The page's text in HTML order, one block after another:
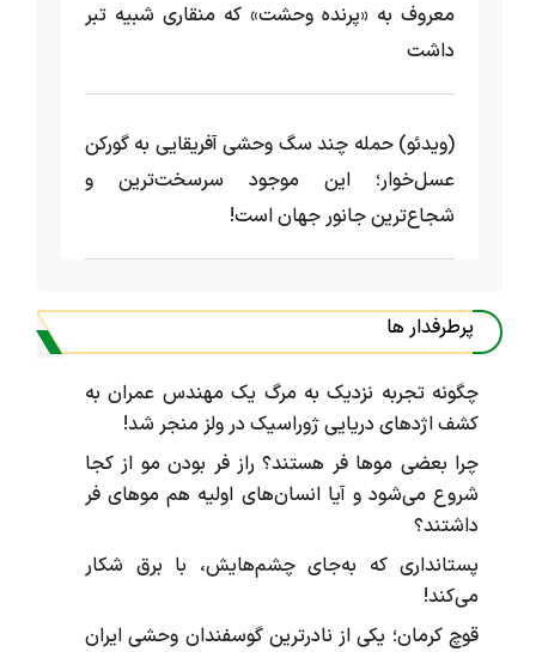
معروف به «پرنده وحشت» که منقاری شبیه تبر
داشت
(ویدئو) حمله چند سگ وحشی آفریقایی به گورکن
عسل‌خوار؛ این موجود سرسخت‌ترین و
شجاع‌ترین جانور جهان است!
پرطرفدار ها
چگونه تجربه نزدیک به مرگ یک مهندس عمران به
کشف اژد‌های دریایی ژوراسیک در ولز منجر شد!
چرا بعضی موها فر هستند؟ راز فر بودن مو از کجا
شروع می‌شود و آیا انسان‌های اولیه هم موهای فر
داشتند؟
پستانداری که به‌جای چشم‌هایش، با برق شکار
می‌کند!
قوچ کرمان؛ یکی از نادرترین گوسفندان وحشی ایران